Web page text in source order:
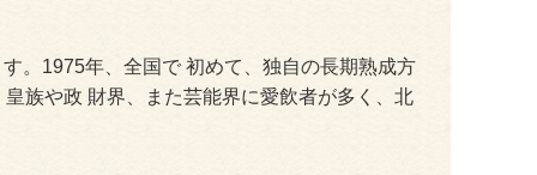
。1975年、全国で 初めて、独自の長期熟成方
族や政 財界、また芸能界に愛飲者が多く、北